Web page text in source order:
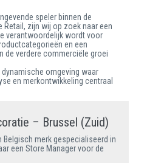
speler binnen de
Retail, zijn wij op zoek naar een
verantwoordelijk wordt voor
en een
de verdere commerciële groei
omgeving waar
en merkontwikkeling centraal
– Brussel (Zuid)
Belgisch merk gespecialiseerd in
een Store Manager voor de